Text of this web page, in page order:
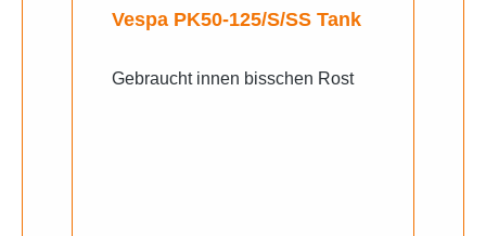
Vespa PK50-125/​S/​SS Tank
Gebraucht innen bisschen Rost